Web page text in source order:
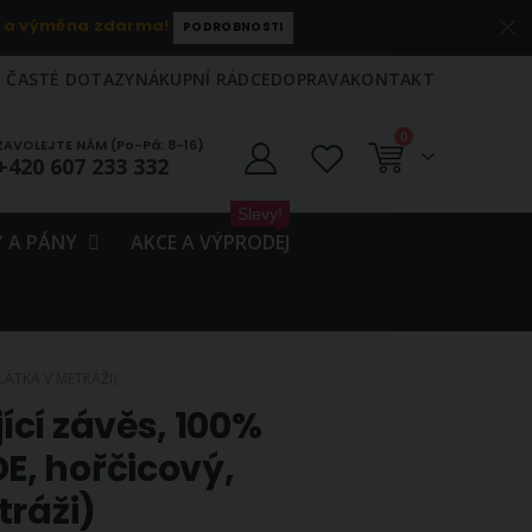
výměna zdarma! PODROBNOSTI
ČASTÉ DOTAZYNÁKUPNÍ RÁDCEDOPRAVAKONTAKT
NÁM (Po-Pá: 8-16)
607 233 332 Košík
0položky
A PÁNY AKCE A VÝPRODEJ
Slevy!
závěs, 100%
hořčicový,